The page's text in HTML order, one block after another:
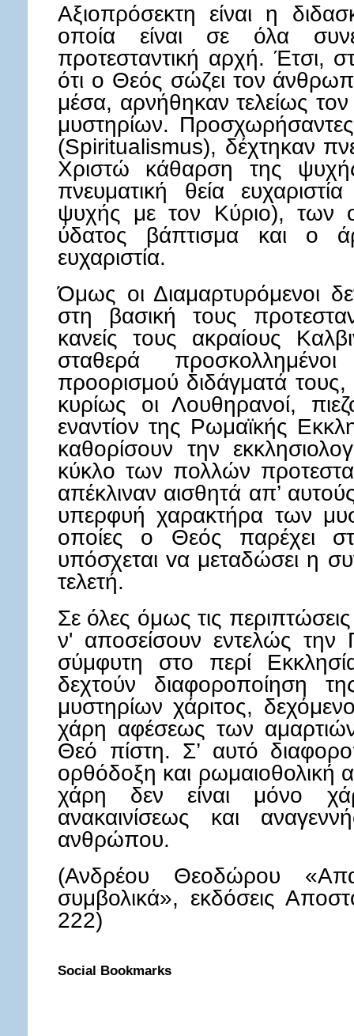
Αξιοπρόσεκτη είναι η
οποία είναι σε όλα
προτεσταντική αρχή. Έτσι,
ότι ο Θεός σώζει τον
μέσα, αρνήθηκαν τελείως
μυστηρίων.
(Spiritualismus), δέχτηκαν
Χριστώ κάθαρση της
πνευματική θεία
ψυχής με τον Κύριο), των
ύδατος βάπτισμα και ο
ευχαριστία.
Όμως οι Διαμαρτυρόμενοι
στη βασική τους
κανείς τους ακραίους
σταθερά
προορισμού διδάγματά τους,
κυρίως οι Λουθηρανοί,
εναντίον της Ρωμαϊκής
καθορίσουν την
κύκλο των πολλών
απέκλιναν αισθητά απ’
υπερφυή χαρακτήρα των
οποίες ο Θεός παρέχει
υπόσχεται vα μεταδώσει η
τελετή.
Σε όλες όμως τις
ν' αποσείσουν εντελώς την
σύμφυτη στο περί
δεχτούν διαφοροποίηση
μυστηρίων χάριτος,
χάρη αφέσεως των
Θεό πίστη. Σ’ αυτό
ορθόδοξη και ρωμαιοθολική
χάρη δεν είναι μόνο
ανακαινίσεως και
ανθρώπου.
(Ανδρέου Θεοδώρου
συμβολικά», εκδόσεις
222)
Social Bookmarks